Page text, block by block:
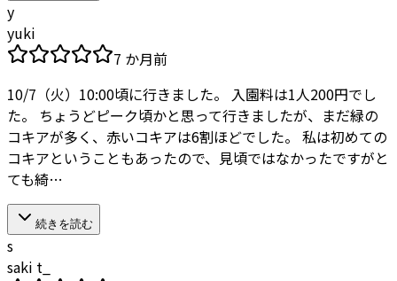
y
yuki
7 か月前
10/7（火）10:00頃に行きました。 入園料は1人200円でし
た。 ちょうどピーク頃かと思って行きましたが、まだ緑の
コキアが多く、赤いコキアは6割ほどでした。 私は初めての
コキアということもあったので、見頃ではなかったですがと
ても綺…
続きを読む
s
saki t_